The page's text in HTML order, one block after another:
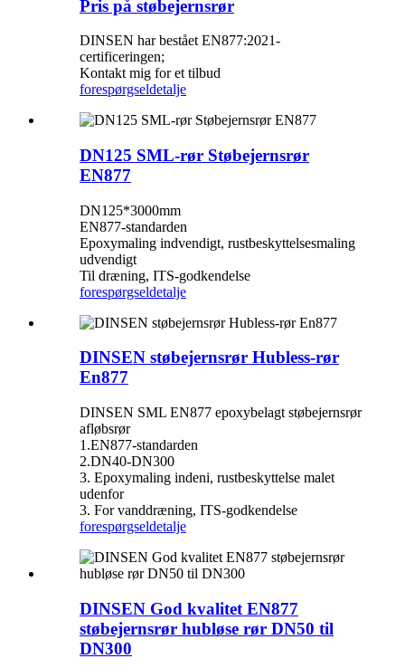
Pris på støbejernsrør
DINSEN har bestået EN877:2021-
certificeringen;
Kontakt mig for et tilbud
forespørgseldetalje
DN125 SML-rør Støbejernsrør
EN877
DN125*3000mm
EN877-standarden
Epoxymaling indvendigt, rustbeskyttelsesmaling
udvendigt
Til dræning, ITS-godkendelse
forespørgseldetalje
DINSEN støbejernsrør Hubless-rør
En877
DINSEN SML EN877 epoxybelagt støbejernsrør
afløbsrør
1.EN877-standarden
2.DN40-DN300
3. Epoxymaling indeni, rustbeskyttelse malet
udenfor
3. For vanddræning, ITS-godkendelse
forespørgseldetalje
DINSEN God kvalitet EN877
støbejernsrør hubløse rør DN50 til
DN300